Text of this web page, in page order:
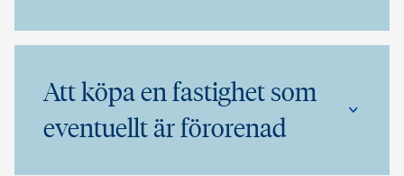
Att köpa en fastighet som
eventuellt är förorenad